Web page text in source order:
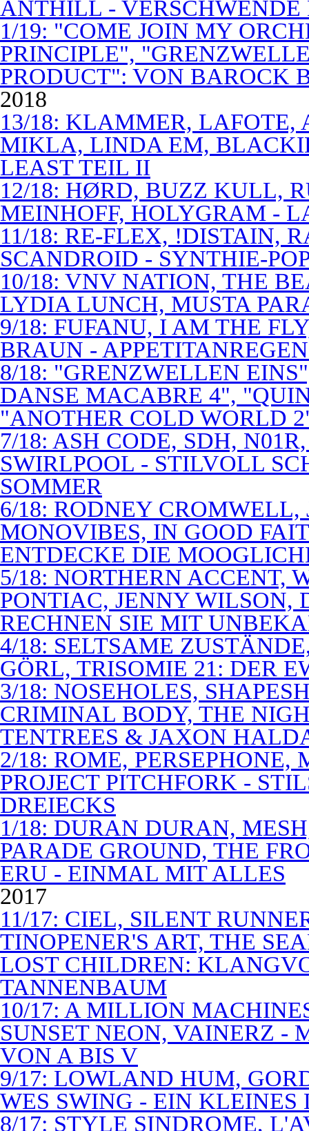
ANTHILL -
1/19: "COME JOIN MY
PRINCIPLE",
PRODUCT": VON BAROCK
2018
13/18: KLAMMER,
MIKLA, LINDA EM,
LEAST TEIL II
12/18: HØRD, BUZZ KULL,
MEINHOFF, HOLYGRAM -
11/18: RE-FLEX, !DISTAIN,
SCANDROID - SYNTHIE-
10/18: VNV NATION, THE
LYDIA LUNCH, MUSTA
9/18: FUFANU, I AM THE
BRAUN -
8/18: "GRENZWELLEN
DANSE MACABRE 4",
"ANOTHER COLD WORLD
7/18: ASH CODE, SDH,
SWIRLPOOL - STILVOLL
SOMMER
6/18: RODNEY
MONOVIBES, IN GOOD
ENTDECKE DIE
5/18: NORTHERN ACCENT,
PONTIAC, JENNY WILSON,
RECHNEN SIE MIT
4/18: SELTSAME
GÖRL, TRISOMIE 21: DER
3/18: NOSEHOLES,
CRIMINAL BODY, THE
TENTREES & JAXON
2/18: ROME,
PROJECT PITCHFORK -
DREIECKS
1/18: DURAN DURAN,
PARADE GROUND, THE
ERU - EINMAL MIT ALLES
2017
11/17: CIEL, SILENT
TINOPENER'S ART, THE
LOST CHILDREN:
TANNENBAUM
10/17: A MILLION
SUNSET NEON, VAINERZ -
VON A BIS V
9/17: LOWLAND HUM,
WES SWING - EIN KLEINES
8/17: STYLE SINDROME,